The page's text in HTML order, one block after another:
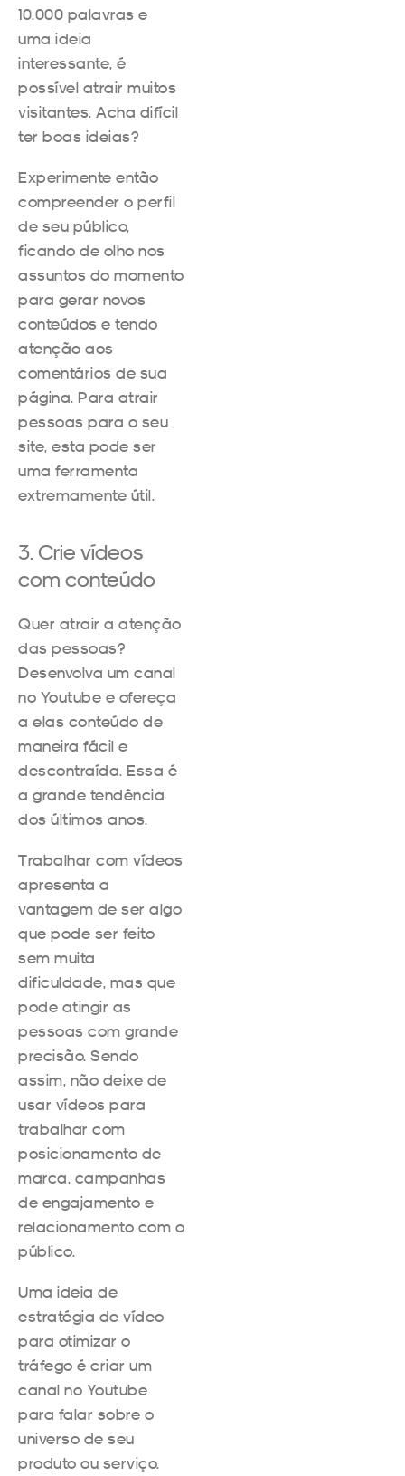
10.000 palavras e
uma ideia
interessante, é
possível atrair muitos
visitantes. Acha difícil
ter boas ideias?
Experimente então
compreender o perfil
de seu público,
ficando de olho nos
assuntos do momento
para gerar novos
conteúdos e tendo
atenção aos
comentários de sua
página. Para atrair
pessoas para o seu
site, esta pode ser
uma ferramenta
extremamente útil.
3. Crie vídeos
com conteúdo
Quer atrair a atenção
das pessoas?
Desenvolva um canal
no Youtube e ofereça
a elas conteúdo de
maneira fácil e
descontraída. Essa é
a grande tendência
dos últimos anos.
Trabalhar com vídeos
apresenta a
vantagem de ser algo
que pode ser feito
sem muita
dificuldade, mas que
pode atingir as
pessoas com grande
precisão. Sendo
assim, não deixe de
usar vídeos para
trabalhar com
posicionamento de
marca, campanhas
de engajamento e
relacionamento com o
público.
Uma ideia de
estratégia de vídeo
para otimizar o
tráfego é criar um
canal no Youtube
para falar sobre o
universo de seu
produto ou serviço.